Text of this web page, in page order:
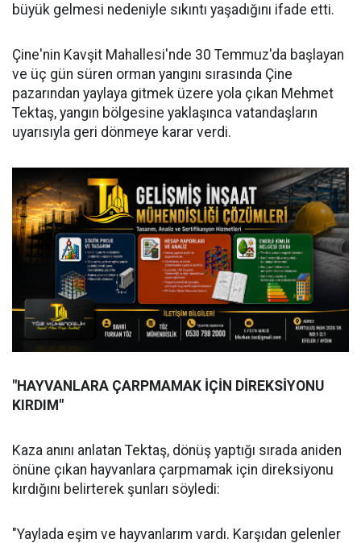
büyük gelmesi nedeniyle sıkıntı yaşadığını ifade etti.
Çine'nin Kavşit Mahallesi'nde 30 Temmuz'da başlayan
ve üç gün süren orman yangını sırasında Çine
pazarından yaylaya gitmek üzere yola çıkan Mehmet
Tektaş, yangın bölgesine yaklaşınca vatandaşların
uyarısıyla geri dönmeye karar verdi.
"HAYVANLARA ÇARPMAMAK İÇİN DİREKSİYONU
KIRDIM"
Kaza anını anlatan Tektaş, dönüş yaptığı sırada aniden
önüne çıkan hayvanlara çarpmamak için direksiyonu
kırdığını belirterek şunları söyledi:
"Yaylada eşim ve hayvanlarım vardı. Karşıdan gelenler